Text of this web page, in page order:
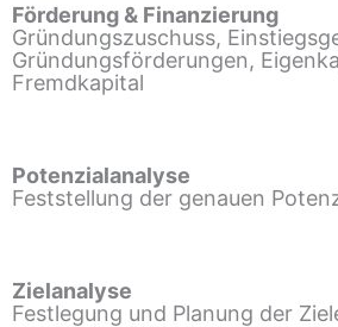
Förderung & Finanzierung
Gründungszuschuss,
Gründungsförderungen,
Fremdkapital
Potenzialanalyse
Feststellung der genauen
Zielanalyse
Festlegung und Planung der